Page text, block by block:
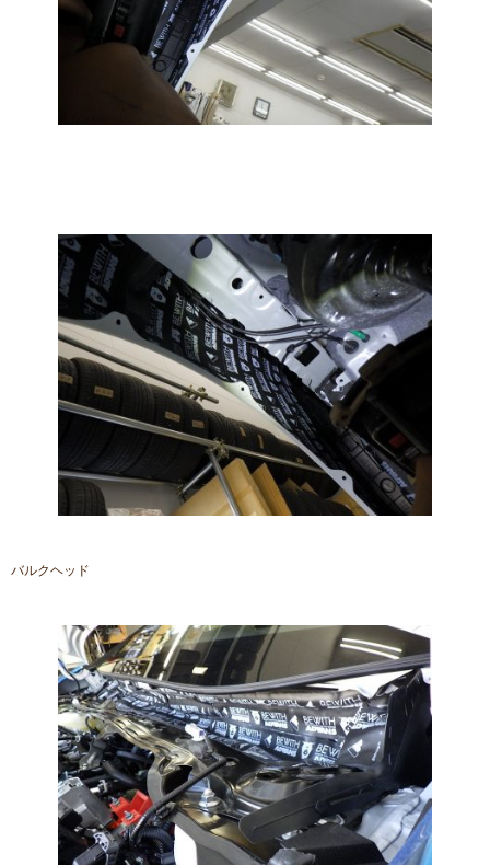
バルクヘッド